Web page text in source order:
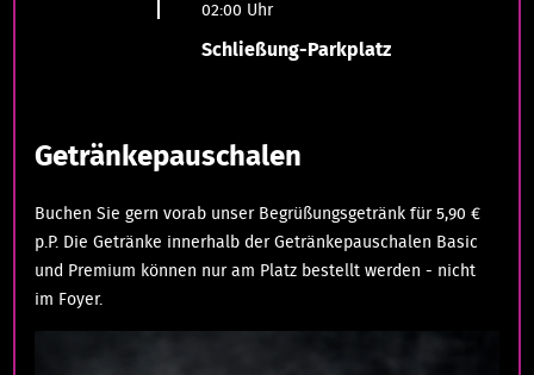
02:00 Uhr
Schließung-Parkplatz
Getränkepauschalen
Buchen Sie gern vorab unser Begrüßungsgetränk für 5,90 €
p.P. Die Getränke innerhalb der Getränkepauschalen Basic
und Premium können nur am Platz bestellt werden - nicht
im Foyer.